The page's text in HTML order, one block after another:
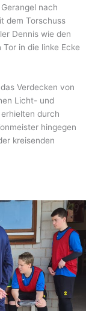
nach
dem Torschuss
Dennis wie den
in die linke Ecke
Verdecken von
Licht- und
durch
hingegen
kreisenden